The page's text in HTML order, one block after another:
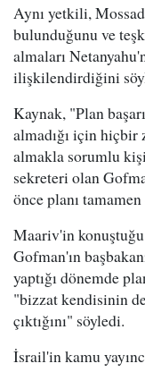
Aynı yetkili,
bulunduğunu ve
almaları
ilişkilendirdiğini
Kaynak, "Plan
almadığı için hiçbir
almakla sorumlu
sekreteri olan
önce planı
Maariv'in
Gofman'ın
yaptığı dönemde
"bizzat kendisinin
çıktığını" söyledi.
İsrail'in kamu